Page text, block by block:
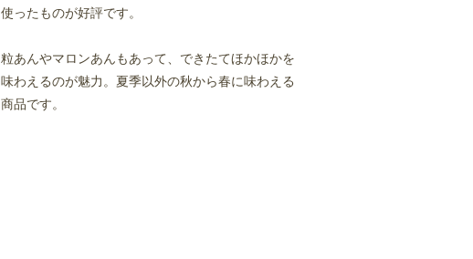
使ったものが好評です。
粒あんやマロンあんもあって、できたてほかほかを
味わえるのが魅力。夏季以外の秋から春に味わえる
商品です。